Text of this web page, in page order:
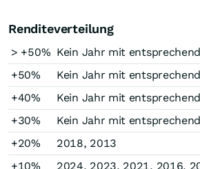
Renditeverteilung
> +50% Kein Jahr mit
+50%
Kein Jahr mit
+40%
Kein Jahr mit
+30%
Kein Jahr mit
+20%
2018, 2013
+10%
2024, 2023, 2021, 2016,